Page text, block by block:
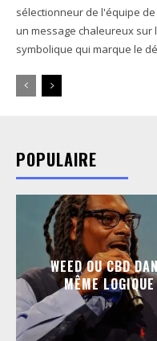
sélectionneur de l'équipe
un message chaleureux sur
symbolique qui marque le
POPULAIRE
WEED OU CBD
MÊME